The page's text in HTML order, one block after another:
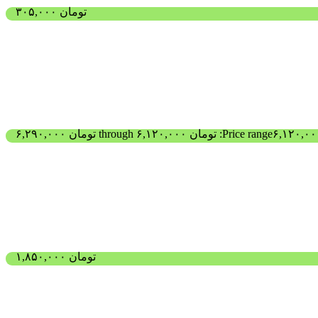
تومان
Price range: تومان ۶,۱۲۰,۰۰۰ through تومان ۶,۲۹۰,۰۰۰
تومان